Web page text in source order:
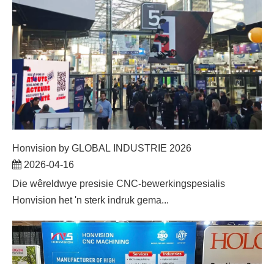
Honvision by GLOBAL INDUSTRIE 2026
2026-04-16
Die wêreldwye presisie CNC-bewerkingspesialis
Honvision het 'n sterk indruk gema...